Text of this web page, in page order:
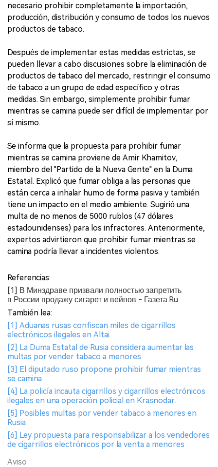
necesario prohibir completamente la importación,
producción, distribución y consumo de todos los nuevos
productos de tabaco.
Después de implementar estas medidas estrictas, se
pueden llevar a cabo discusiones sobre la eliminación de
productos de tabaco del mercado, restringir el consumo
de tabaco a un grupo de edad específico y otras
medidas. Sin embargo, simplemente prohibir fumar
mientras se camina puede ser difícil de implementar por
sí mismo.
Se informa que la propuesta para prohibir fumar
mientras se camina proviene de Amir Khamitov,
miembro del "Partido de la Nueva Gente" en la Duma
Estatal. Explicó que fumar obliga a las personas que
están cerca a inhalar humo de forma pasiva y también
tiene un impacto en el medio ambiente. Sugirió una
multa de no menos de 5000 rublos (47 dólares
estadounidenses) para los infractores. Anteriormente,
expertos advirtieron que prohibir fumar mientras se
camina podría llevar a incidentes violentos.
Referencias:
[1] В Минздраве призвали полностью запретить
в России продажу сигарет и вейпов - Газета.Ru
También lea:
[1] Aduanas rusas confiscan miles de cigarrillos
electrónicos ilegales en Altai.
[2] La Duma Estatal de Rusia considera aumentar las
multas por vender tabaco a menores.
[3] El diputado ruso propone prohibir fumar mientras
se camina.
[4] La policía incauta cigarrillos y cigarrillos electrónicos
ilegales en una operación policial en Krasnodar.
[5] Posibles multas por vender tabaco a menores en
Rusia.
[6] Ley propuesta para responsabilizar a los vendedores
de cigarrillos electrónicos por la venta a menores
Aviso